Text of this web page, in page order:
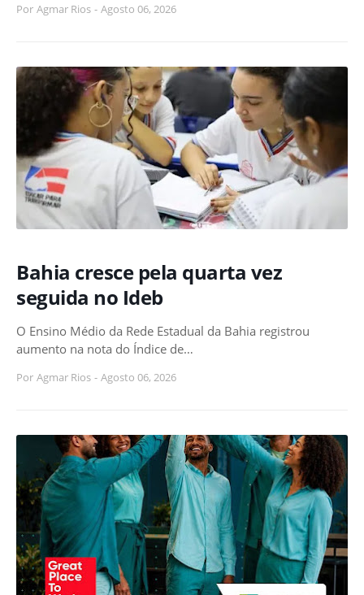
Por Agmar Rios - Agosto 06, 2026
Bahia cresce pela quarta vez
seguida no Ideb
O Ensino Médio da Rede Estadual da Bahia registrou
aumento na nota do Índice de…
Por Agmar Rios - Agosto 06, 2026